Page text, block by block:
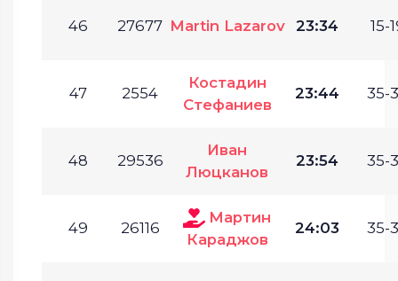
46 27677 Martin Lazarov 23:34 15-
47 2554
Костадин
Стефаниев
23:44 35-
48 29536
Иван
Люцканов
23:54 35-
49 26116
Мартин
Караджов
24:03 35-